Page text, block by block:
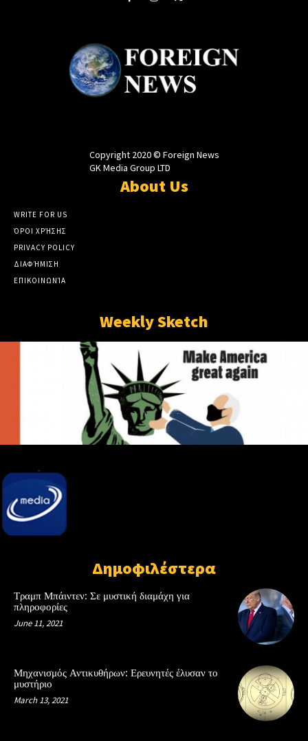
Copyright 2020 © Foreign News
GK Media Group LTD
About Us
WRITE FOR US
ΌΡΟΙ ΧΡΉΣΗΣ
PRIVACY POLICY
ΔΙΑΦΉΜΙΣΗ
ΕΠΙΚΟΙΝΩΝΊΑ
Weekly Sketch
Δημοφιλέστερα
Τραμπ Μπάιντεν: Σε μυστική διαμάχη για
πληροφορίες
June 11, 2021
Μηχανισμός Αντικυθήρων: Ερευνητές έλυσαν το
μυστήριο
March 13, 2021